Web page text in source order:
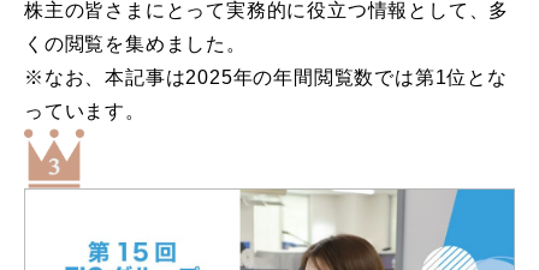
株主の皆さまにとって実務的に役立つ情報として、多
くの閲覧を集めました。
※なお、本記事は2025年の年間閲覧数では第1位とな
っています。